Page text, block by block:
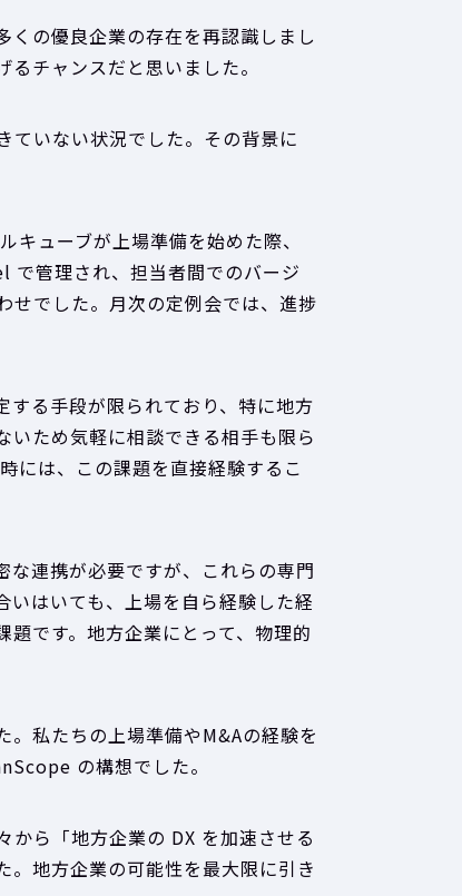
の優良企業の存在を再認識しまし
チャンスだと思いました。
ていない状況でした。その背景に
ューブが上場準備を始めた際、
で管理され、担当者間でのバージ
せでした。月次の定例会では、進捗
る手段が限られており、特に地方
ため気軽に相談できる相手も限ら
には、この課題を直接経験するこ
連携が必要ですが、これらの専門
はいても、上場を自ら経験した経
です。地方企業にとって、物理的
。私たちの上場準備やM&Aの経験を
の構想でした。
から「地方企業の DX を加速させる
。地方企業の可能性を最大限に引き